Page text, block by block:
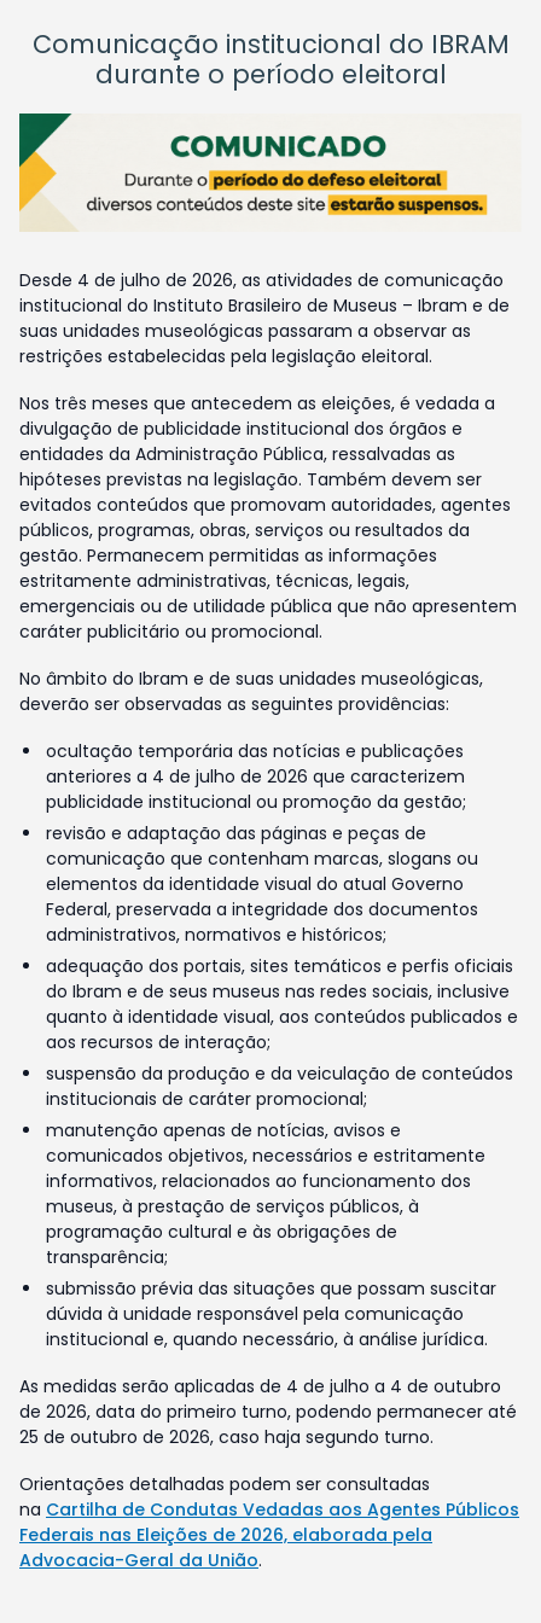
Comunicação institucional do IBRAM
durante o período eleitoral
Desde 4 de julho de 2026, as atividades de comunicação
institucional do Instituto Brasileiro de Museus – Ibram e de
suas unidades museológicas passaram a observar as
restrições estabelecidas pela legislação eleitoral.
Nos três meses que antecedem as eleições, é vedada a
divulgação de publicidade institucional dos órgãos e
entidades da Administração Pública, ressalvadas as
hipóteses previstas na legislação. Também devem ser
evitados conteúdos que promovam autoridades, agentes
públicos, programas, obras, serviços ou resultados da
gestão. Permanecem permitidas as informações
estritamente administrativas, técnicas, legais,
emergenciais ou de utilidade pública que não apresentem
caráter publicitário ou promocional.
No âmbito do Ibram e de suas unidades museológicas,
deverão ser observadas as seguintes providências:
ocultação temporária das notícias e publicações
anteriores a 4 de julho de 2026 que caracterizem
publicidade institucional ou promoção da gestão;
revisão e adaptação das páginas e peças de
comunicação que contenham marcas, slogans ou
elementos da identidade visual do atual Governo
Federal, preservada a integridade dos documentos
administrativos, normativos e históricos;
adequação dos portais, sites temáticos e perfis oficiais
do Ibram e de seus museus nas redes sociais, inclusive
quanto à identidade visual, aos conteúdos publicados e
aos recursos de interação;
suspensão da produção e da veiculação de conteúdos
institucionais de caráter promocional;
manutenção apenas de notícias, avisos e
comunicados objetivos, necessários e estritamente
informativos, relacionados ao funcionamento dos
museus, à prestação de serviços públicos, à
programação cultural e às obrigações de
transparência;
submissão prévia das situações que possam suscitar
dúvida à unidade responsável pela comunicação
institucional e, quando necessário, à análise jurídica.
As medidas serão aplicadas de 4 de julho a 4 de outubro
de 2026, data do primeiro turno, podendo permanecer até
25 de outubro de 2026, caso haja segundo turno.
Orientações detalhadas podem ser consultadas
na Cartilha de Condutas Vedadas aos Agentes Públicos
Federais nas Eleições de 2026, elaborada pela
Advocacia-Geral da União.